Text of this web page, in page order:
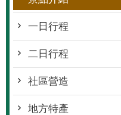
一日行程
二日行程
社區營造
地方特產